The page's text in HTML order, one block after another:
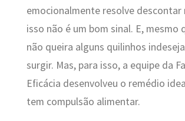
emocionalmente resolve descontar
isso não é um bom sinal. E, mesmo
não queira alguns quilinhos
surgir. Mas, para isso, a equipe da
Eficácia desenvolveu o remédio
tem compulsão alimentar.